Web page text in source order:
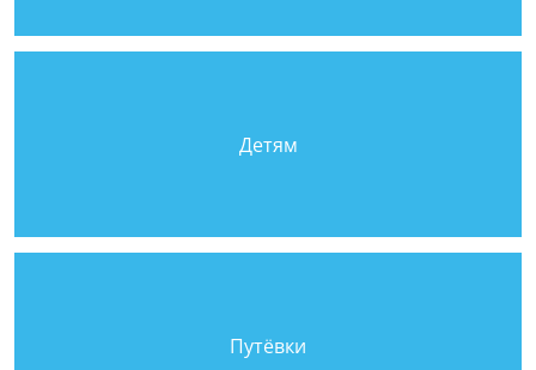
Детям
Путёвки